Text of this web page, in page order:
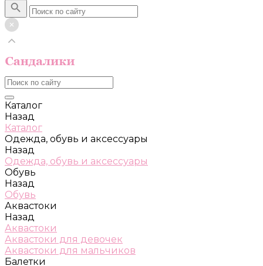
Каталог
Назад
Каталог
Одежда, обувь и аксессуары
Назад
Одежда, обувь и аксессуары
Обувь
Назад
Обувь
Аквастоки
Назад
Аквастоки
Аквастоки для девочек
Аквастоки для мальчиков
Балетки